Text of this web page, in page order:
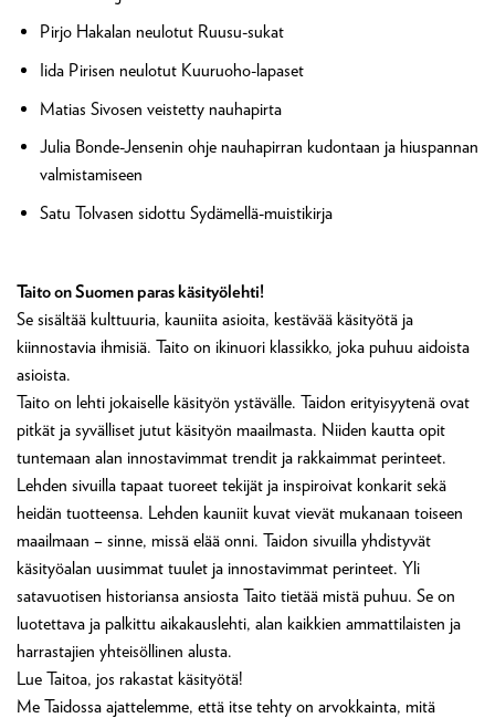
Pirjo Hakalan neulotut Ruusu-sukat
Iida Pirisen neulotut Kuuruoho-lapaset
Matias Sivosen veistetty nauhapirta
Julia Bonde-Jensenin ohje nauhapirran kudontaan ja hiuspannan
valmistamiseen
Satu Tolvasen sidottu Sydämellä-muistikirja
Taito on Suomen paras käsityölehti!
Se sisältää kulttuuria, kauniita asioita, kestävää käsityötä ja
kiinnostavia ihmisiä. Taito on ikinuori klassikko, joka puhuu aidoista
asioista.
Taito on lehti jokaiselle käsityön ystävälle. Taidon erityisyytenä ovat
pitkät ja syvälliset jutut käsityön maailmasta. Niiden kautta opit
tuntemaan alan innostavimmat trendit ja rakkaimmat perinteet.
Lehden sivuilla tapaat tuoreet tekijät ja inspiroivat konkarit sekä
heidän tuotteensa. Lehden kauniit kuvat vievät mukanaan toiseen
maailmaan – sinne, missä elää onni. Taidon sivuilla yhdistyvät
käsityöalan uusimmat tuulet ja innostavimmat perinteet. Yli
satavuotisen historiansa ansiosta Taito tietää mistä puhuu. Se on
luotettava ja palkittu aikakauslehti, alan kaikkien ammattilaisten ja
harrastajien yhteisöllinen alusta.
Lue Taitoa, jos rakastat käsityötä!
Me Taidossa ajattelemme, että itse tehty on arvokkainta, mitä